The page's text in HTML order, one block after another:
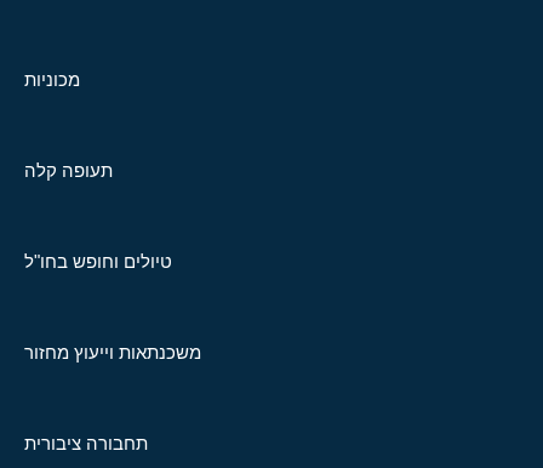
מכוניות
תעופה קלה
טיולים וחופש בחו"ל
משכנתאות וייעוץ מחזור
תחבורה ציבורית